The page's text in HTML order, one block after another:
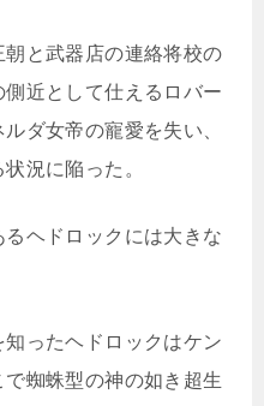
と武器店の連絡将校の
近として仕えるロバー
ダ女帝の寵愛を失い、
況に陥った。
ヘドロックには大きな
ったヘドロックはケン
蜘蛛型の神の如き超生